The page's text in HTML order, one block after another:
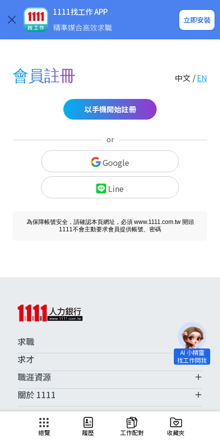
1111找工作 APP
精準媒合高效求職
立即安裝
企業求才
會員註冊 中文 /EN
以手機開始註冊
or
Google
Line
為保障帳號安全，請確認本頁網址，必須 www.1111.com.tw 開頭
1111不會主動要求會員提供帳號、密碼
求職
求才
職涯資源
關於 1111
求職服務中心
總覽 履歷 工作配對 收藏夾